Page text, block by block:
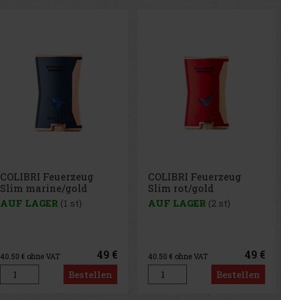
COLIBRI Feuerzeug
Slim rot/gold
AUF LAGER (2 st)
40.50 € ohne VAT 49 €
Bestellen
COLIBRI Feuerzeug
Slim anthrazit/chrom
AUF LAGER(1 st)
40.50 € ohne VAT 49 €
Bestellen